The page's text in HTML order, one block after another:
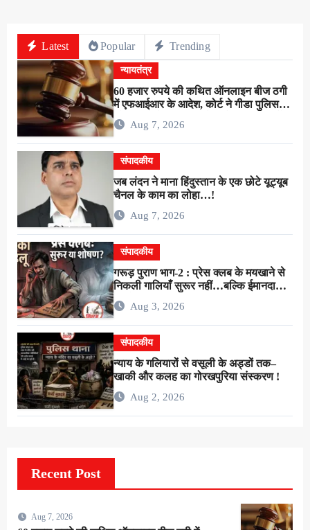
Latest Popular Trending
न्यायतंत्र
60 हजार रुपये की कथित ऑनलाइन बीज ठगी
में एफआईआर के आदेश, कोर्ट ने गीडा पुलिस
को 24 घंटे में मुकदमा दर्ज करने का दिया निर्देश
Aug 7, 2026
संपादकीय
जब लंदन ने माना हिंदुस्तान के एक छोटे यूट्यूब
चैनल के काम का लोहा…!
Aug 7, 2026
संपादकीय
गरूड़ पुराण भाग-2 : प्रेस क्लब के मयखाने से
निकली गालियाँ सुरूर नहीं…बल्कि ईमानदारी
के शोषण की चीख थी !
Aug 3, 2026
संपादकीय
न्याय के गलियारों से वसूली के अड्डों तक–
खाकी और कलह का गोरखपुरिया संस्करण !
Aug 2, 2026
Recent Post
Aug 7, 2026